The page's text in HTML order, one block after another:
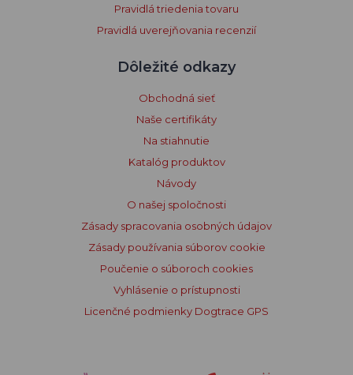
Pravidlá triedenia tovaru
Pravidlá uverejňovania recenzií
Dôležité odkazy
Obchodná sieť
Naše certifikáty
Na stiahnutie
Katalóg produktov
Návody
O našej spoločnosti
Zásady spracovania osobných údajov
Zásady používania súborov cookie
Poučenie o súboroch cookies
Vyhlásenie o prístupnosti
Licenčné podmienky Dogtrace GPS